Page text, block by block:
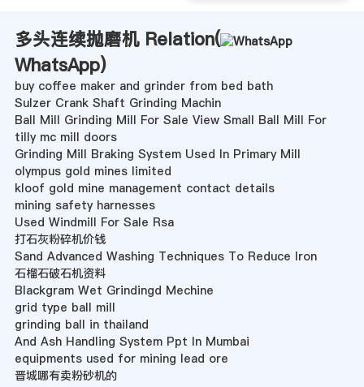
多头连续抛磨机 Relation(
WhatsApp)
buy coffee maker and grinder from bed bath
Sulzer Crank Shaft Grinding Machin
Ball Mill Grinding Mill For Sale View Small Ball Mill For
tilly mc mill doors
Grinding Mill Braking System Used In Primary Mill
olympus gold mines limited
kloof gold mine management contact details
mining safety harnesses
Used Windmill For Sale Rsa
打石灰粉碎机价钱
Sand Advanced Washing Techniques To Reduce Iron
石榴石破石机资料
Blackgram Wet Grindingd Mechine
grid type ball mill
grinding ball in thailand
And Ash Handling System Ppt In Mumbai
equipments used for mining lead ore
晋城哪有卖粉砂机的